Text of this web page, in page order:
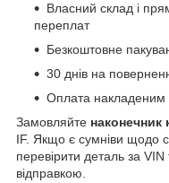
Власний склад і
переплат
Безкоштовне
30 днів на
Оплата
Замовляйте наконечник
IF. Якщо є сумніви щодо
перевірити деталь за
відправкою.